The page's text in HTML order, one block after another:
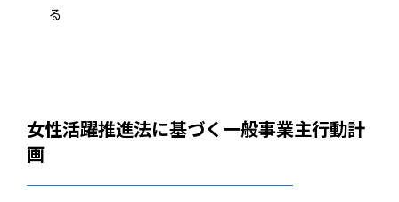
る
女性活躍推進法に基づく一般事業主行動計
画